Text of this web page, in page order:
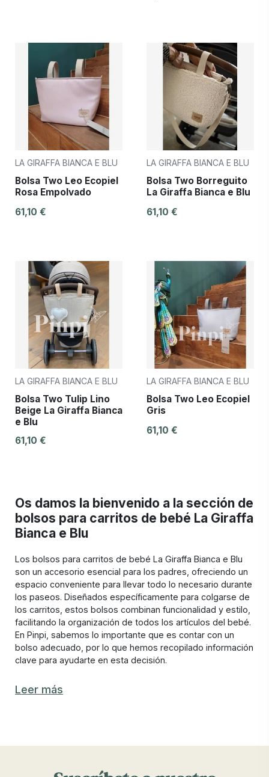
LA GIRAFFA BIANCA E BLU
Bolsa Two Leo Ecopiel
Rosa Empolvado
61,10 €
LA GIRAFFA BIANCA E BLU
Bolsa Two Borreguito
La Giraffa Bianca e Blu
61,10 €
LA GIRAFFA BIANCA E BLU
Bolsa Two Tulip Lino
Beige La Giraffa Bianca
e Blu
61,10 €
LA GIRAFFA BIANCA E BLU
Bolsa Two Leo Ecopiel
Gris
61,10 €
Os damos la bienvenido a la sección de
bolsos para carritos de bebé La Giraffa
Bianca e Blu
Los bolsos para carritos de bebé La Giraffa Bianca e Blu
son un accesorio esencial para los padres, ofreciendo un
espacio conveniente para llevar todo lo necesario durante
los paseos. Diseñados específicamente para colgarse de
los carritos, estos bolsos combinan funcionalidad y estilo,
facilitando la organización de todos los artículos del bebé.
En Pinpi, sabemos lo importante que es contar con un
bolso adecuado, por lo que hemos recopilado información
clave para ayudarte en esta decisión.
Características de los bolsos para carritos
de bebé La Giraffa Bianca e
adecuado implica considerar varios aspectos esenciales
bolsos para carritos de bebé de Pinpi destacan por su
Leer más